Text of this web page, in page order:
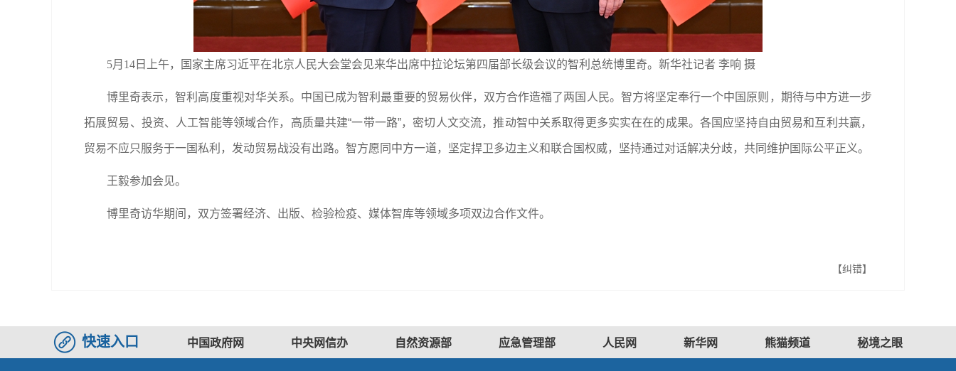
5月14日上午，国家主席习近平在北京人民大会堂会见来华出席中拉论坛第四届部长级会议的智利总统博里奇。新华社记者 李响 摄
博里奇表示，智利高度重视对华关系。中国已成为智利最重要的贸易伙伴，双方合作造福了两国人民。智方将坚定奉行一个中国原则，期待与中方进一步
拓展贸易、投资、人工智能等领域合作，高质量共建“一带一路”，密切人文交流，推动智中关系取得更多实实在在的成果。各国应坚持自由贸易和互利共赢，
贸易不应只服务于一国私利，发动贸易战没有出路。智方愿同中方一道，坚定捍卫多边主义和联合国权威，坚持通过对话解决分歧，共同维护国际公平正义。
王毅参加会见。
博里奇访华期间，双方签署经济、出版、检验检疫、媒体智库等领域多项双边合作文件。
【纠错】
快速入口 中国政府网 中央网信办 自然资源部 应急管理部 人民网 新华网 熊猫频道 秘境之眼